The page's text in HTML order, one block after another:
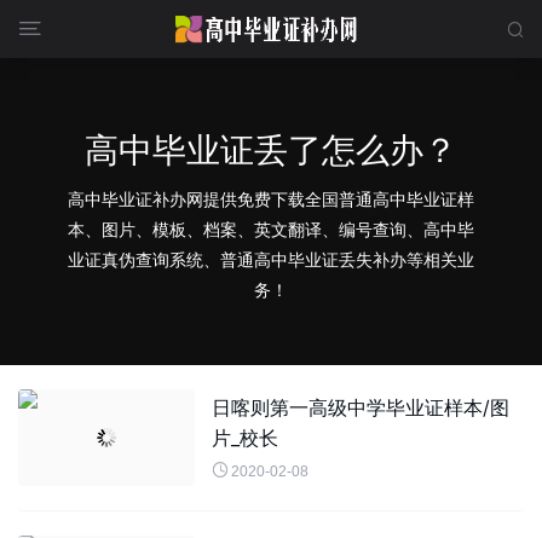
 
高中毕业证丢了怎么办？
高中毕业证补办网提供免费下载全国普通高中毕业证样
本、图片、模板、档案、英文翻译、编号查询、高中毕
业证真伪查询系统、普通高中毕业证丢失补办等相关业
务！
日喀则第一高级中学毕业证样本/图
片_校长
 2020-02-08